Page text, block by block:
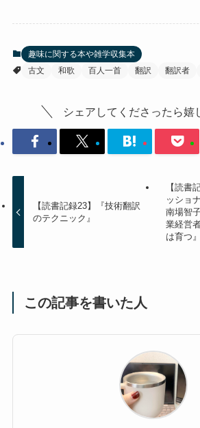
趣味に関する本や雑学収集本
古文
和歌 百人一首 翻訳 翻訳者
シェアしてくださったら嬉
【読書記録23】『技術翻訳
のテクニック』
【読書
ッショ
南場智
業経営
は育つ』
この記事を書いた人